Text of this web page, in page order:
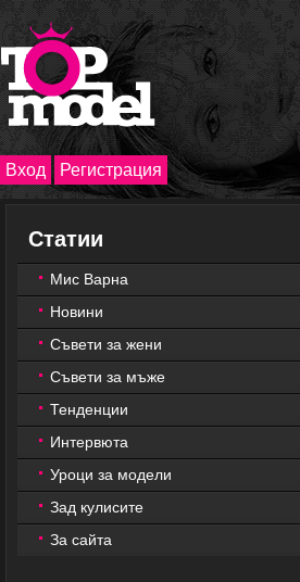
Вход Регистрация
Статии
Мис Варна
Новини
Съвети за жени
Съвети за мъже
Тенденции
Интервюта
Уроци за модели
Зад кулисите
За сайта